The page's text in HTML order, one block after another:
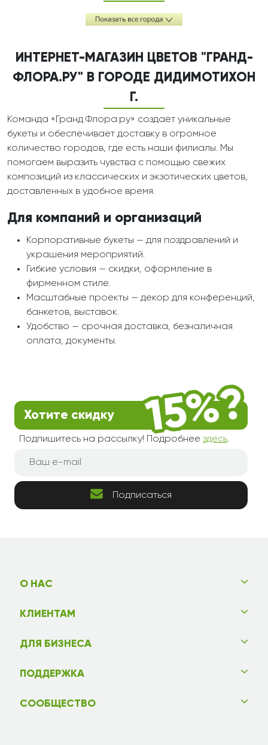
ИНТЕРНЕТ-МАГАЗИН ЦВЕТОВ "ГРАНД-
ФЛОРА.РУ" В ГОРОДЕ ДИДИМОТИХОН
Г.
Команда «Гранд Флора.ру» создаёт уникальные
букеты и обеспечивает доставку в огромное
количество городов, где есть наши филиалы. Мы
помогаем выразить чувства с помощью свежих
композиций из классических и экзотических цветов,
доставленных в удобное время.
Для компаний и организаций
Корпоративные букеты — для поздравлений и
украшения мероприятий.
Гибкие условия — скидки, оформление в
фирменном стиле.
Масштабные проекты — декор для конференций,
банкетов, выставок.
Удобство — срочная доставка, безналичная
оплата, документы.
Хотите скидку
Подпишитесь на рассылку! Подробнее здесь.
Подписаться
О НАС
КЛИЕНТАМ
ДЛЯ БИЗНЕСА
ПОДДЕРЖКА
СООБЩЕСТВО